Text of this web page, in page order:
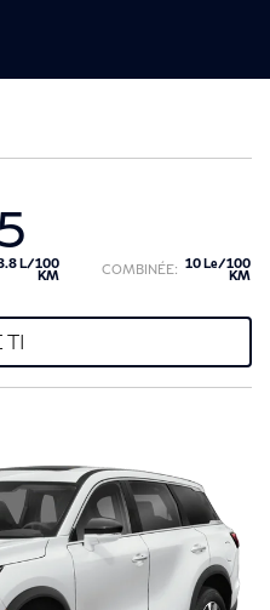
L/100
KM
COMBINÉE: 10 Le/100
KM
TI